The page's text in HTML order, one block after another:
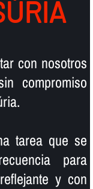
con nosotros
compromiso
tarea que se
para
y con